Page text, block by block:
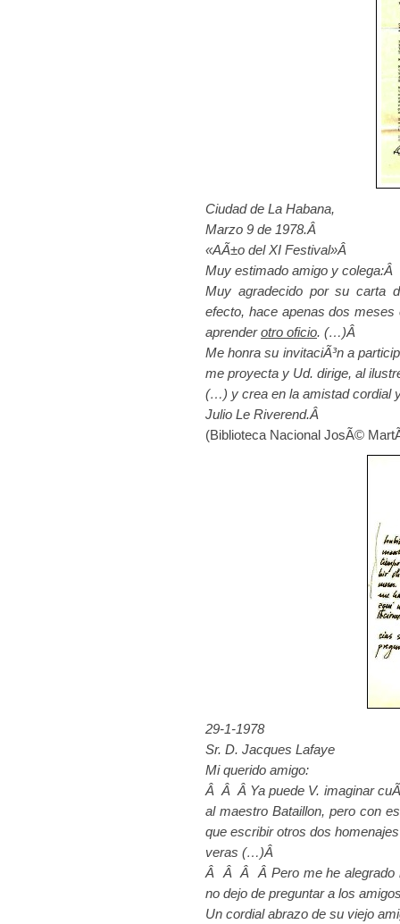
Ciudad de La Habana,
Marzo 9 de 1978.Â
«AÃ±o del XI Festival»Â
Muy estimado amigo y colega:Â
Muy agradecido por su carta
efecto, hace apenas dos
aprenderotro oficio. (…)Â
Me honra su invitaciÃ³n a
me proyecta y Ud. dirige, al
(…) y crea en la amistad cordial
Julio Le Riverend.Â
(Biblioteca Nacional JosÃ©
29-1-1978
Sr. D. Jacques Lafaye
Mi querido amigo:
Â Â Â Ya puede V. imaginar
al maestro Bataillon, pero con
que escribir otros dos
veras (…)Â
Â Â Â Â Pero me he alegrado
no dejo de preguntar a los
Un cordial abrazo de su viejo